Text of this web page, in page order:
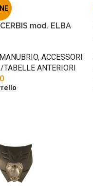
mod. ELBA
, ACCESSORI
TABELLE ANTERIORI